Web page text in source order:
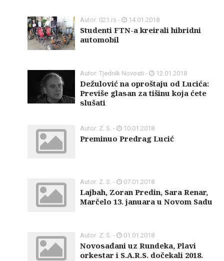
Autor: 021.rs - 14.01.2018
Studenti FTN-a kreirali hibridni
automobil
Autor: Tjednik Novosti - 12.01.2018
Dežulović na oproštaju od Lucića:
Previše glasan za tišinu koja ćete
slušati
Autor: Z. S. - 10.01.2018
Preminuo Predrag Lucić
Autor: Z. S. - 07.01.2018
Lajbah, Zoran Predin, Sara Renar,
Marčelo 13. januara u Novom Sadu
Autor: Z. S. - 01.01.2018
Novosađani uz Rundeka, Plavi
orkestar i S.A.R.S. dočekali 2018.